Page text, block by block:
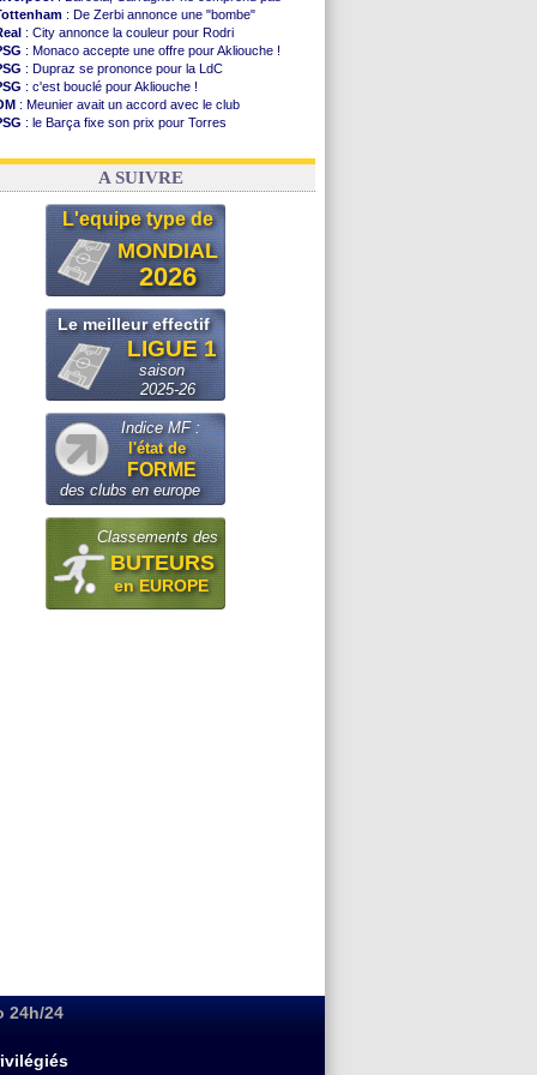
: De Zerbi annonce une "bombe"
: City annonce la couleur pour Rodri
: Monaco accepte une offre pour Akliouche !
: Dupraz se prononce pour la LdC
: c'est bouclé pour Akliouche !
: Meunier avait un accord avec le club
: le Barça fixe son prix pour Torres
: Infantino sollicite Trump
A SUIVRE
L'equipe type de
MONDIAL
2026
Le meilleur effectif
LIGUE 1
saison
2025-26
Indice MF :
l'état de
FORME
des clubs en europe
Classements des
BUTEURS
en EUROPE
24h/24